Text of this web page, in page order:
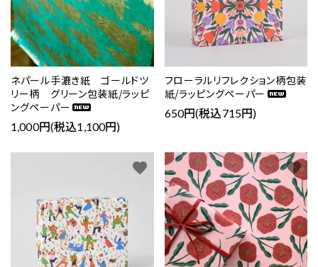
ネパール手漉き紙 ゴールドツ
リー柄 グリーン包装紙/ラッピ
ングペーパー
1,000円(税込1,100円)
フローラルリフレクション柄包装
紙/ラッピングペーパー
650円(税込715円)
favorite favorite